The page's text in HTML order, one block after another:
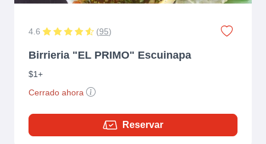
4.6 (95)
Birrieria "EL PRIMO" Escuinapa
$1+
Cerrado ahora
Reservar